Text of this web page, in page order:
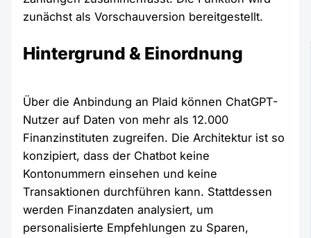
zunächst als Vorschauversion bereitgestellt.
Hintergrund & Einordnung
Über die Anbindung an Plaid können ChatGPT-
Nutzer auf Daten von mehr als 12.000
Finanzinstituten zugreifen. Die Architektur ist so
konzipiert, dass der Chatbot keine
Kontonummern einsehen und keine
Transaktionen durchführen kann. Stattdessen
werden Finanzdaten analysiert, um
personalisierte Empfehlungen zu Sparen,